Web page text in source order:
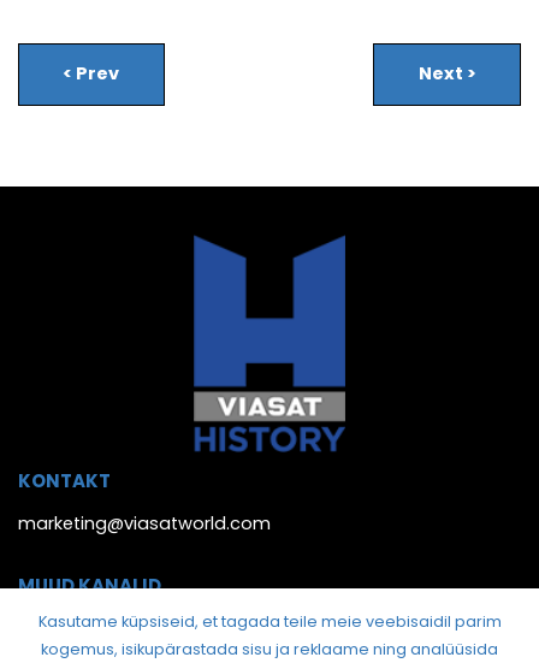
< Prev Next >
KONTAKT
marketing@viasatworld.com
MUUD KANALID
Kasutame küpsiseid, et tagada teile meie veebisaidil parim
kogemus, isikupärastada sisu ja reklaame ning analüüsida